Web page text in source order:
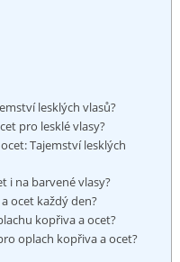
lesklých vlasů?
pro‌ lesklé vlasy?
Tajemství lesklých
i na ‍barvené vlasy?
ocet každý den?
kopřiva a ocet?
oplach‍ kopřiva a ocet?